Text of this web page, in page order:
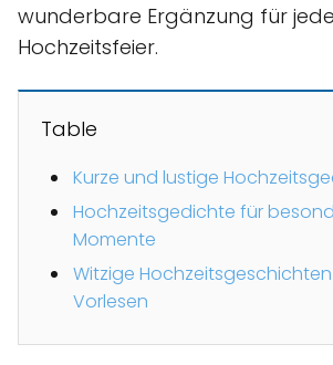
wunderbare Ergänzung für jede
Hochzeitsfeier.
Table
Kurze und lustige
Hochzeitsgedichte für
Momente
Witzige
Vorlesen